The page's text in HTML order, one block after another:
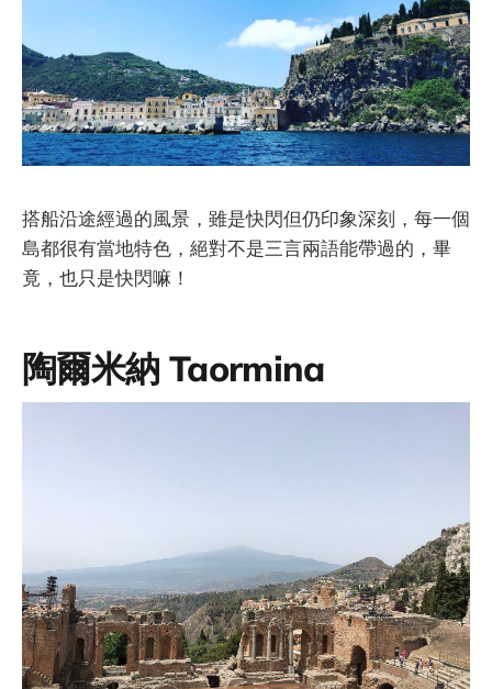
搭船沿途經過的風景，雖是快閃但仍印象深刻，每一個
島都很有當地特色，絕對不是三言兩語能帶過的，畢
竟，也只是快閃嘛！
陶爾米納 Taormina